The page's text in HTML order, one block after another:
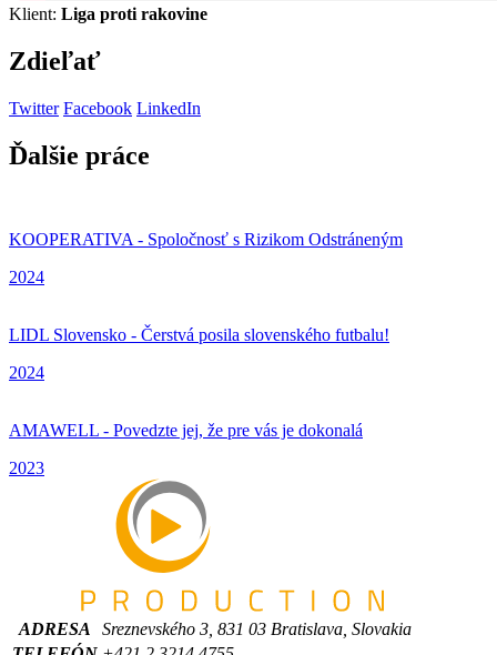
Klient: Liga proti rakovine
Zdieľať
Twitter Facebook LinkedIn
Ďalšie práce
KOOPERATIVA - Spoločnosť s Rizikom Odstráneným
2024
LIDL Slovensko - Čerstvá posila slovenského futbalu!
2024
AMAWELL - Povedzte jej, že pre vás je dokonalá
2023
ADRESA
Sreznevského 3, 831 03 Bratislava, Slovakia